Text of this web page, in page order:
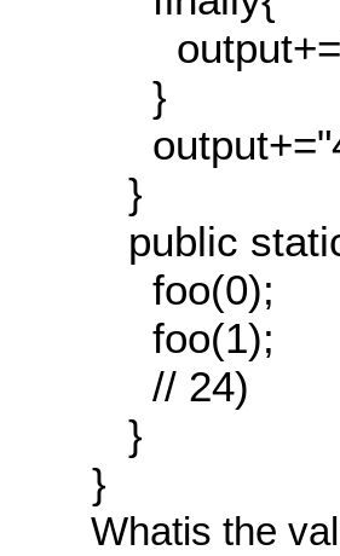
}
}
public
foo(0);
foo(1);
// 24)
}
}
Whatis the